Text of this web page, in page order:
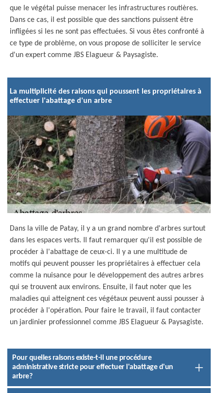
que le végétal puisse menacer les infrastructures routières.
Dans ce cas, il est possible que des sanctions puissent être
infligées si les ne sont pas effectuées. Si vous êtes confronté à
ce type de problème, on vous propose de solliciter le service
d'un expert comme JBS Elagueur & Paysagiste.
La multiplicité des raisons qui poussent les propriétaires à
effectuer l'abattage d'un arbre
Dans la ville de Patay, il y a un grand nombre d'arbres surtout
dans les espaces verts. Il faut remarquer qu'il est possible de
procéder à l'abattage de ceux-ci. Il y a une multitude de
motifs qui peuvent pousser les propriétaires à effectuer cela
comme la nuisance pour le développement des autres arbres
qui se trouvent aux environs. Ensuite, il faut noter que les
maladies qui atteignent ces végétaux peuvent aussi pousser à
procéder à l'opération. Pour faire le travail, il faut contacter
un jardinier professionnel comme JBS Elagueur & Paysagiste.
Pour quelles raisons existe-t-il une procédure
administrative stricte pour effectuer l'abattage d'un
arbre?